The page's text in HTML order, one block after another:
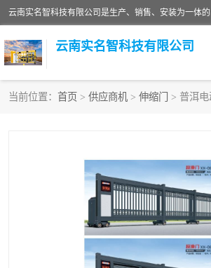
云南实名智科技有限公司
当前位置： 首页 > 供应商机 > 伸缩门 > 普洱
广告道闸系列 普通道
通道闸
伸缩门